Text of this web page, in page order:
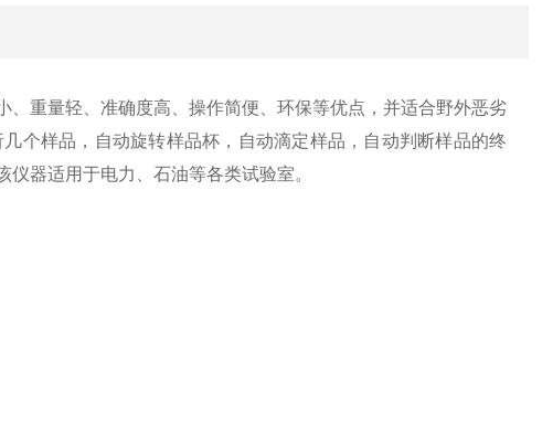
、重量轻、准确度高、操作简便、环保等优点，并适合野外恶劣
个样品，自动旋转样品杯，自动滴定样品，自动判断样品的终
器适用于电力、石油等各类试验室。